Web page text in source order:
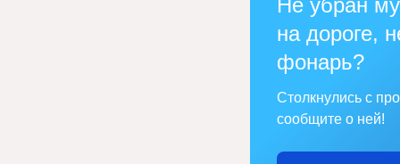
Не убран
на дороге,
фонарь?
Столкнулись с
сообщите о ней!